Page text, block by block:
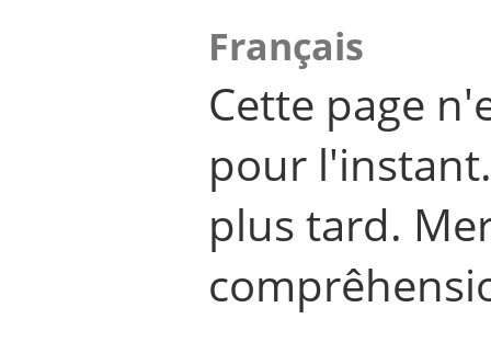
Français
Cette page
pour
plus tard.